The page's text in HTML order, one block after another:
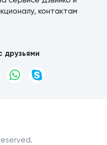
контактам
друзьями